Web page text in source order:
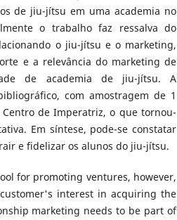
de jiu-jítsu em uma academia no
o trabalho faz ressalva do
o jiu-jítsu e o marketing,
e a relevância do marketing de
de academia de jiu-jítsu. A
com amostragem de 1
de Imperatriz, o que tornou-
Em síntese, pode-se constatar
e fidelizar os alunos do jiu-jítsu.
for promoting ventures, however,
interest in acquiring the
marketing needs to be part of